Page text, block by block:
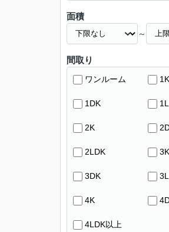
面積
～
間取り
ワンルーム 1K
1DK
2K
2LDK 3K
3DK
4K
4LDK以上